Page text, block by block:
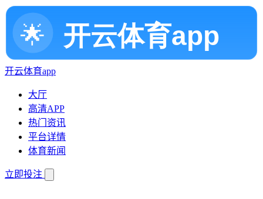
开云体育app
大厅
高清APP
热门资讯
平台详情
体育新闻
立即投注